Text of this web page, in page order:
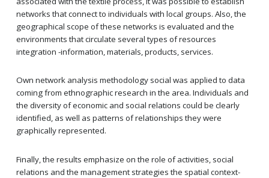
networks that connect to individuals with local groups. Also, the
geographical scope of these networks is evaluated and the
environments that circulate several types of resources
integration -information, materials, products, services.
Own network analysis methodology social was applied to data
coming from ethnographic research in the area. Individuals and
the diversity of economic and social relations could be clearly
identified, as well as patterns of relationships they were
graphically represented.
Finally, the results emphasize on the role of activities, social
relations and the management strategies the spatial context-